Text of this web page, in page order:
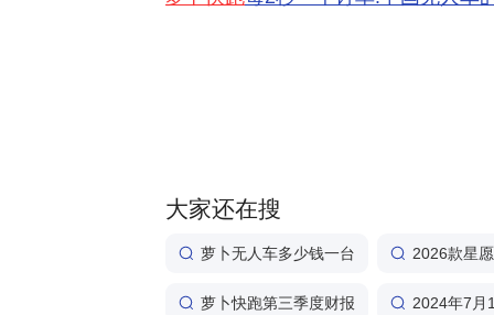
大家还在搜
萝卜无人车多少钱一台 2026款星愿
萝卜快跑第三季度财报 2024年7月